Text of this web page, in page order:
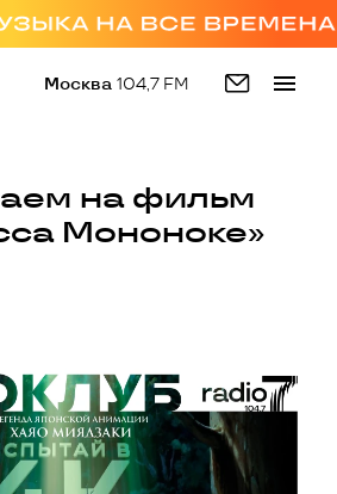
Москва 104,7 FM
на фильм
Мононоке»